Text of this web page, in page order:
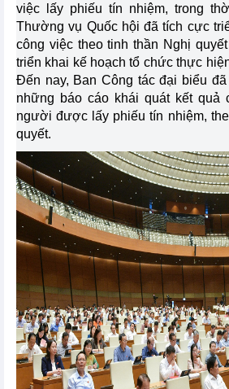
việc lấy phiếu tín nhiệm, trong
Thường vụ Quốc hội đã tích cực
công việc theo tinh thần Nghị
triển khai kế hoạch tổ chức thực
Đến nay, Ban Công tác đại biểu
những báo cáo khái quát kết quả
người được lấy phiếu tín nhiệm,
quyết.